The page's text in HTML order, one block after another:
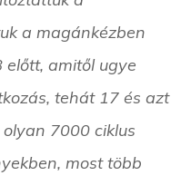
a magánkézben
amitől ugye
tehát 17 és azt
7000 ciklus
most több